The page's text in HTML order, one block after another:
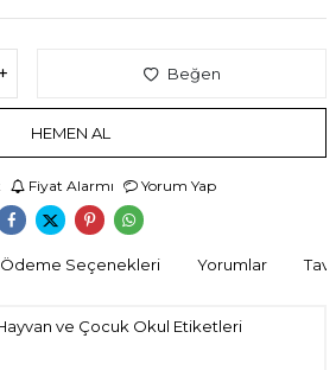
Beğen
HEMEN AL
Fiyat Alarmı Yorum Yap
Ödeme Seçenekleri Yorumlar
ve Çocuk Okul Etiketleri